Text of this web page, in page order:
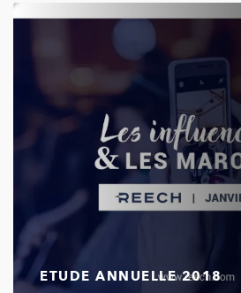
ETUDE ANNUELLE 2018